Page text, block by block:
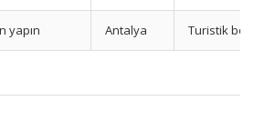
yapın Antalya Turistik